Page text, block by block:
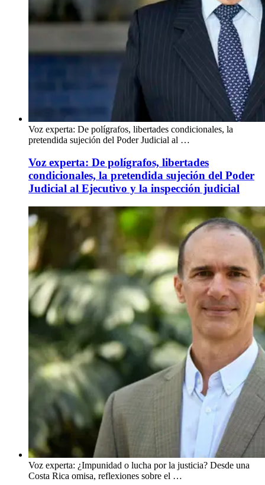
Voz experta: De polígrafos, libertades condicionales, la
pretendida sujeción del Poder Judicial al …
Voz experta: De polígrafos, libertades
condicionales, la pretendida sujeción del Poder
Judicial al Ejecutivo y la inspección judicial
Voz experta: ¿Impunidad o lucha por la justicia? Desde una
Costa Rica omisa, reflexiones sobre el …